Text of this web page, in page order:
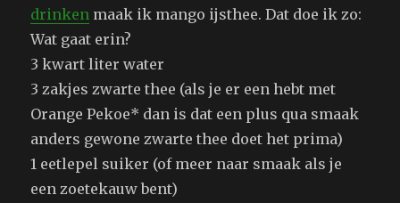
drinken maak ik mango ijsthee. Dat doe ik zo:
Wat gaat erin?
3 kwart liter water
3 zakjes zwarte thee (als je er een hebt met
Orange Pekoe* dan is dat een plus qua smaak
anders gewone zwarte thee doet het prima)
1 eetlepel suiker (of meer naar smaak als je
een zoetekauw bent)